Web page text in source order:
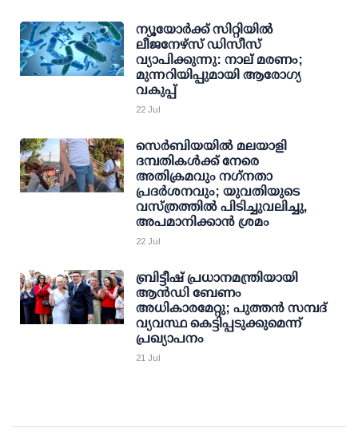
ന്യൂയോര്‍ക്ക് സിറ്റിയില്‍
ലീജനേഴ്‌സ് ഡിസീസ്
വ്യാപിക്കുന്നു: നാല് മരണം;
മുന്നറിയിപ്പുമായി ആരോഗ്യ
വകുപ്പ്
22 Jul
സെര്‍ബിയയില്‍ മലയാളി
ദമ്പതികള്‍ക്ക് നേരെ
അതിക്രമവും നഗ്‌നതാ
പ്രദര്‍ശനവും; യുവതിയുടെ
വസ്ത്രത്തില്‍ പിടിച്ചുവലിച്ചു,
അപമാനിക്കാന്‍ ശ്രമം
22 Jul
ബ്രിട്ടീഷ് പ്രധാനമന്ത്രിയായി
ആന്‍ഡി ബേണം
അധികാരമേറ്റു; പുത്തന്‍ സമ്പദ്
വ്യവസ്ഥ കെട്ടിപ്പടുക്കുമെന്ന്
പ്രഖ്യാപനം
21 Jul